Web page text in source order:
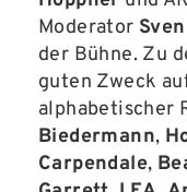
Moderator
der Bühne. Zu
guten Zweck
alphabetischer
Biedermann,
Carpendale,